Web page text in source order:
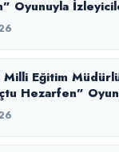
Oyunuyla
Eğitim
Hezarfen”